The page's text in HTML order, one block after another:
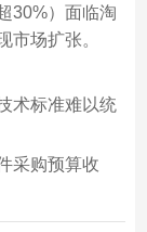
30%）面临淘
市场扩张‌。
术标准难以统
采购预算收